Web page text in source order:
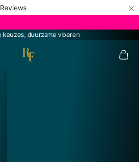
Reviews ×
keuzes, duurzame vloeren
RachelFloors